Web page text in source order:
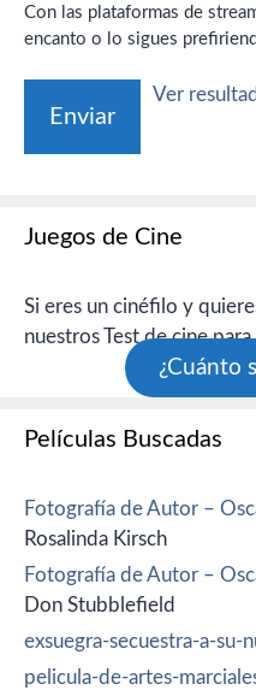
Con las plataformas de streaming, ¿ha perdido el
encanto o lo sigues
Ver
Juegos de Cine
Si eres un cinéfilo y
nuestros Test de cine
¿Cuánto
Películas Buscadas
Fotografía de Autor –
Rosalinda Kirsch
Fotografía de Autor –
Don Stubblefield
exsuegra-secuestra-a-su-
pelicula-de-artes-